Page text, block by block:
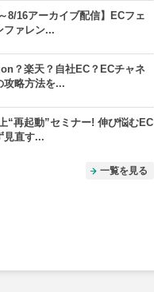
～8/16アーカイブ配信】ECフェ
ファレン...
？楽天？自社EC？ECチャネ
攻略方法を...
“再起動”セミナー! 伸び悩むEC
見直す...
一覧を見る